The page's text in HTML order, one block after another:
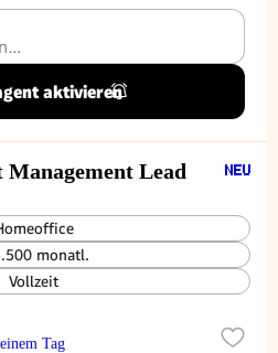
aktivieren
Management Lead
monatl.
Vollzeit
einem Tag